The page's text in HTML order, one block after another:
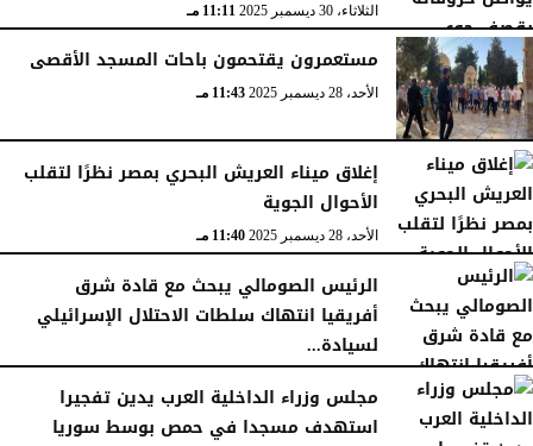
الثلاثاء، 30 ديسمبر 2025 11:11 مـ
مستعمرون يقتحمون باحات المسجد الأقصى
الأحد، 28 ديسمبر 2025 11:43 مـ
إغلاق ميناء العريش البحري بمصر نظرًا لتقلب
الأحوال الجوية
الأحد، 28 ديسمبر 2025 11:40 مـ
الرئيس الصومالي يبحث مع قادة شرق
أفريقيا انتهاك سلطات الاحتلال الإسرائيلي
لسيادة...
السبت، 27 ديسمبر 2025
مجلس وزراء الداخلية العرب يدين تفجيرا
استهدف مسجدا في حمص بوسط سوريا